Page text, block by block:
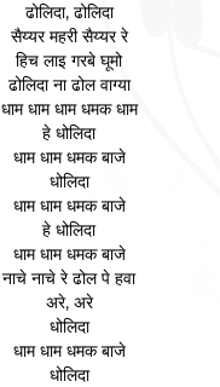
ढोलिदा, ढोलिदा
सैय्यर महरी सैय्यर रे
हिच लाइ गरबे घूमो
ढोलिदा ना ढोल वाग्या
धाम धाम धाम धमक धाम
हे धोलिदा
धाम धाम धमक बाजे
धोलिदा
धाम धाम धमक बाजे
हे धोलिदा
धाम धाम धमक बाजे
नाचे नाचे रे ढोल पे हवा
अरे, अरे
धोलिदा
धाम धाम धमक बाजे
धोलिदा